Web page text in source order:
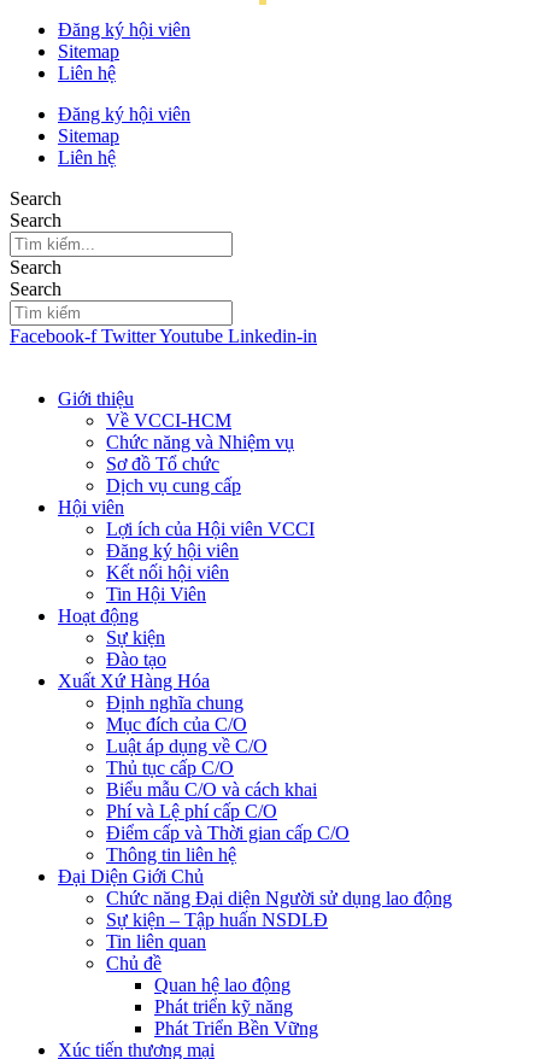
Đăng ký hội viên
Sitemap
Liên hệ
Đăng ký hội viên
Sitemap
Liên hệ
Search
Search
Search
Search
Facebook-f TwitterYoutube Linkedin-in
Giới thiệu
Về VCCI-HCM
Chức năng và Nhiệm vụ
Sơ đồ Tổ chức
Dịch vụ cung cấp
Hội viên
Lợi ích của Hội viên VCCI
Đăng ký hội viên
Kết nối hội viên
Tin Hội Viên
Hoạt động
Sự kiện
Đào tạo
Xuất Xứ Hàng Hóa
Định nghĩa chung
Mục đích của C/O
Luật áp dụng về C/O
Thủ tục cấp C/O
Biểu mẫu C/O và cách khai
Phí và Lệ phí cấp C/O
Điểm cấp và Thời gian cấp C/O
Thông tin liên hệ
Đại Diện Giới Chủ
Chức năng Đại diện Người sử dụng lao động
Sự kiện – Tập huấn NSDLĐ
Tin liên quan
Chủ đề
Quan hệ lao động
Phát triển kỹ năng
Phát Triển Bền Vững
Xúc tiến thương mại